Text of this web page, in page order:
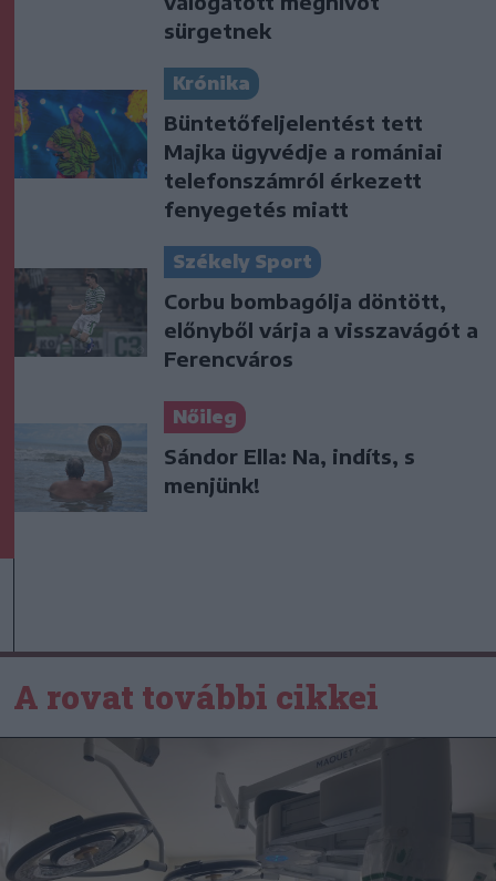
sürgetnek
Krónika
Büntetőfeljelentést tett
Majka ügyvédje a romániai
telefonszámról érkezett
fenyegetés miatt
Székely Sport
Corbu bombagólja döntött,
előnyből várja a visszavágót a
Ferencváros
Nőileg
Sándor Ella: Na, indíts, s
menjünk!
A rovat további cikkei